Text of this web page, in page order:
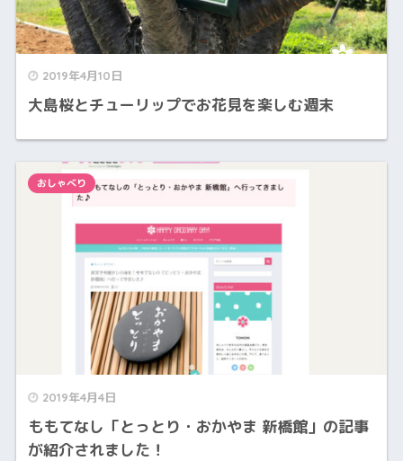
2019年4月10日
大島桜とチューリップでお花見を楽しむ週末
2019年4月4日
ももてなし「とっとり・おかやま 新橋館」の記事
が紹介されました！
おしゃべり